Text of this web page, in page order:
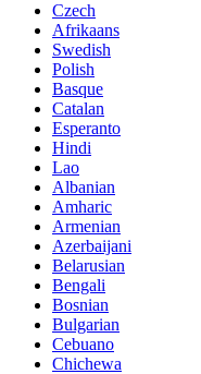
Czech
Afrikaans
Swedish
Polish
Basque
Catalan
Esperanto
Hindi
Lao
Albanian
Amharic
Armenian
Azerbaijani
Belarusian
Bengali
Bosnian
Bulgarian
Cebuano
Chichewa